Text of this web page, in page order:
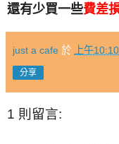
還有少買一些費差
just a cafe 於 上午10:10
分享
1 則留言: